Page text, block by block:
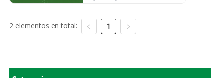
2 elementos en total: 1